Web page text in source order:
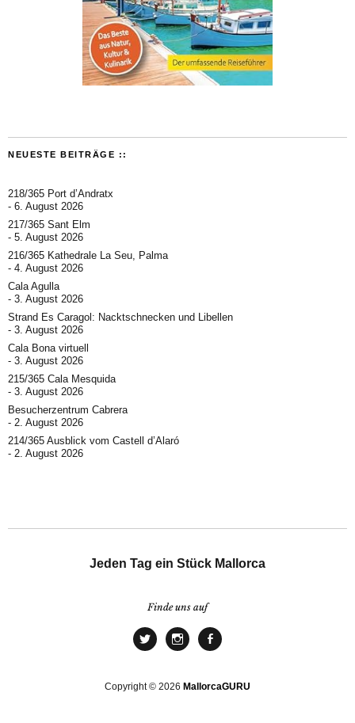
NEUESTE BEITRÄGE ::
218/365 Port d’Andratx
6. August 2026
217/365 Sant Elm
5. August 2026
216/365 Kathedrale La Seu, Palma
4. August 2026
Cala Agulla
3. August 2026
Strand Es Caragol: Nacktschnecken und Libellen
3. August 2026
Cala Bona virtuell
3. August 2026
215/365 Cala Mesquida
3. August 2026
Besucherzentrum Cabrera
2. August 2026
214/365 Ausblick vom Castell d’Alaró
2. August 2026
Jeden Tag ein Stück Mallorca
Finde uns auf
Copyright © 2026 MallorcaGURU